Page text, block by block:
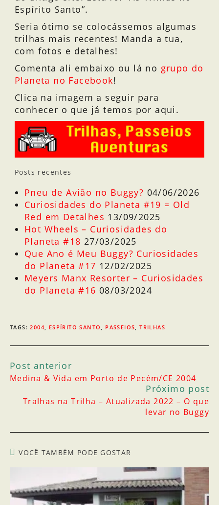
Espírito Santo”.
Seria ótimo se colocássemos algumas
trilhas mais recentes! Manda a tua,
com fotos e detalhes!
Comenta ali embaixo ou lá no grupo do
Planeta no Facebook!
Clica na imagem a seguir para
conhecer o que já temos por aqui.
Posts recentes
Pneu de Avião no Buggy? 04/06/2026
Curiosidades do Planeta #19 = Old
Red em Detalhes 13/09/2025
Hot Wheels – Curiosidades do
Planeta #18 27/03/2025
Que Ano é Meu Buggy? Curiosidades
do Planeta #17 12/02/2025
Meyers Manx Resorter – Curiosidades
do Planeta #16 08/03/2024
TAGS:2004 ESPÍRITO SANTO PASSEIOS TRILHAS
Post anterior
Medina & Vida em Porto de Pecém/CE 2004
Próximo post
Tralhas na Trilha – Atualizada 2022 – O que
levar no Buggy
VOCÊ TAMBÉM PODE GOSTAR